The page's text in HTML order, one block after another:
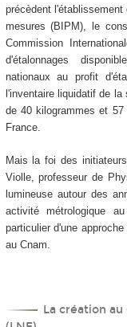
précèdent
mesures (BIPM), le
Commission
d'étalonnages
nationaux au profit
l'inventaire liquidatif de
de 40 kilogrammes et
France.
Mais la foi des
Violle, professeur de
lumineuse autour des
activité métrologique
particulier d'une
au Cnam.
La création au